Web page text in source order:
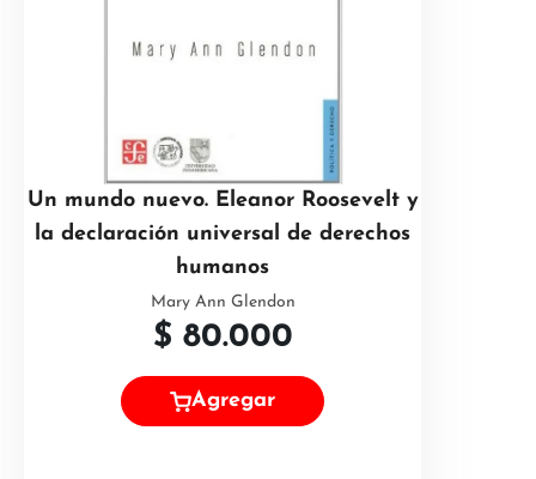
Un mundo nuevo. Eleanor Roosevelt y
la declaración universal de derechos
humanos
Mary Ann Glendon
$ 80.000
Agregar